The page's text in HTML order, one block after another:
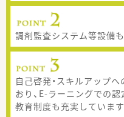
調剤監査システム等設備も
自己啓発・スキルアップ
おり、E-ラーニングでの
教育制度も充実しています